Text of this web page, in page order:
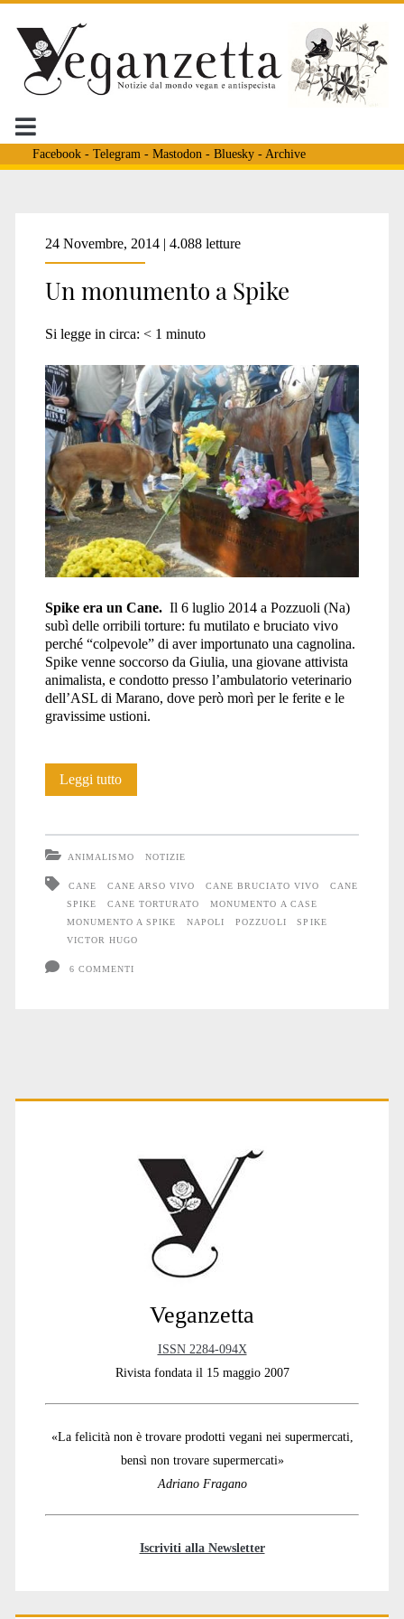
Facebook- Telegram - Mastodon - Bluesky- Archive
Tag:
<span>cane
torturato</span>
24 Novembre, 2014 | 4.088 letture
Un monumento a Spike
Si legge in circa: < 1 minuto
Spike era un Cane.Il 6 luglio 2014 a Pozzuoli (Na)
subì delle orribili torture: fu mutilato e bruciato vivo
perché “colpevole” di aver importunato una cagnolina.
Spike venne soccorso da Giulia, una giovane attivista
animalista, e condotto presso l’ambulatorio veterinario
dell’ASL di Marano, dove però morì per le ferite e le
gravissime ustioni.
Leggi tuttoUn
ANIMALISMO NOTIZIE
CANE CANE ARSO VIVO CANE BRUCIATO VIVO
CANE
SPIKE
CANE TORTURATO
MONUMENTO A CASE
MONUMENTO A SPIKE
NAPOLI POZZUOLI
SPIKE
VICTOR HUGO
6 COMMENTI
Primary
Veganzetta
ISSN 2284-094X
Rivista fondata il 15 maggio 2007
«La felicità non è trovare prodotti vegani nei supermercati,
bensì non trovare supermercati»
Adriano Fragano
Iscriviti alla Newsletter